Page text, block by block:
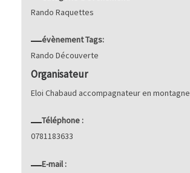
Rando Raquettes
évènement Tags:
Rando Découverte
Organisateur
Eloi Chabaud accompagnateur en montagne
Téléphone :
0781183633
E-mail :